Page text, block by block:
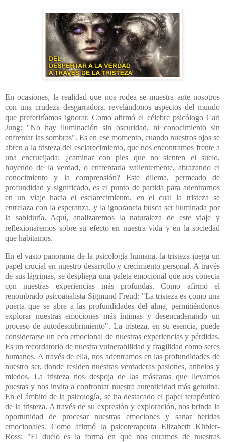
En ocasiones, la realidad que nos rodea se muestra ante nosotros
con una crudeza desgarradora, revelándonos aspectos del mundo
que preferiríamos ignorar. Como afirmó el célebre psicólogo Carl
Jung: "No hay iluminación sin oscuridad, ni conocimiento sin
enfrentar las sombras". Es en ese momento, cuando nuestros ojos se
abren a la tristeza del esclarecimiento, que nos encontramos frente a
una encrucijada: ¿caminar con pies que no sienten el suelo,
huyendo de la verdad, o enfrentarla valientemente, abrazando el
conocimiento y la comprensión? Este dilema, permeado de
profundidad y significado, es el punto de partida para adentrarnos
en un viaje hacia el esclarecimiento, en el cual la tristeza se
entrelaza con la esperanza, y la ignorancia busca ser iluminada por
la sabiduría. Aquí, analizaremos la naturaleza de este viaje y
reflexionaremos sobre su efecto en nuestra vida y en la sociedad
que habitamos.
En el vasto panorama de la psicología humana, la tristeza juega un
papel crucial en nuestro desarrollo y crecimiento personal. A través
de sus lágrimas, se despliega una paleta emocional que nos conecta
con nuestras experiencias más profundas. Como afirmó el
renombrado psicoanalista Sigmund Freud: "La tristeza es como una
puerta que se abre a las profundidades del alma, permitiéndonos
explorar nuestras emociones más íntimas y desencadenando un
proceso de autodescubrimiento". La tristeza, en su esencia, puede
considerarse un eco emocional de nuestras experiencias y pérdidas.
Es un recordatorio de nuestra vulnerabilidad y fragilidad como seres
humanos. A través de ella, nos adentramos en las profundidades de
nuestro ser, donde residen nuestras verdaderas pasiones, anhelos y
miedos. La tristeza nos despoja de las máscaras que llevamos
puestas y nos invita a confrontar nuestra autenticidad más genuina.
En el ámbito de la psicología, se ha destacado el papel terapéutico
de la tristeza. A través de su expresión y exploración, nos brinda la
oportunidad de procesar nuestras emociones y sanar heridas
emocionales. Como afirmó la psicoterapeuta Elizabeth Kübler-
Ross: "El duelo es la forma en que nos curamos de nuestras